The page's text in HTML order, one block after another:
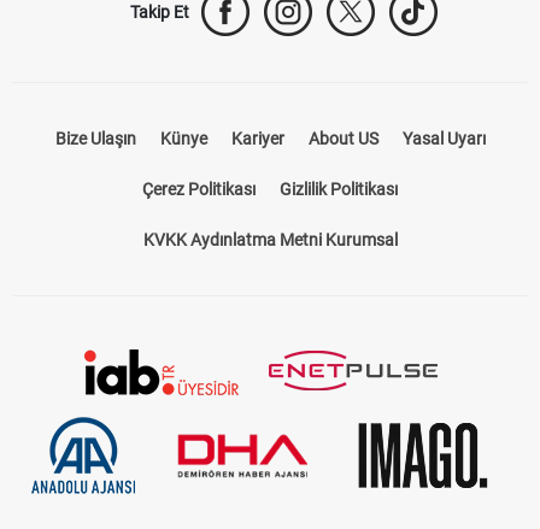
Takip Et
Bize Ulaşın Künye Kariyer About US Yasal Uyarı
Çerez Politikası Gizlilik Politikası
KVKK Aydınlatma Metni Kurumsal